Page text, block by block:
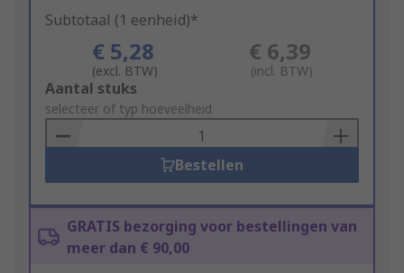
Subtotaal (1 eenheid)*
€ 5,28
(excl. BTW)
€ 6,39
(incl. BTW)
Add
to
Basket
Aantal stuks
selecteer of typ hoeveelheid
Bestellen
GRATIS bezorging voor bestellingen van
meer dan € 90,00